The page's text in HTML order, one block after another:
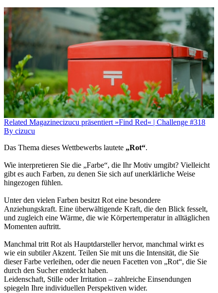
Related Magazinecizucu präsentiert »Find Red« | Challenge #318
By cizucu
Das Thema dieses Wettbewerbs lautete „Rot“.
Wie interpretieren Sie die „Farbe“, die Ihr Motiv umgibt? Vielleicht
gibt es auch Farben, zu denen Sie sich auf unerklärliche Weise
hingezogen fühlen.
Unter den vielen Farben besitzt Rot eine besondere
Anziehungskraft. Eine überwältigende Kraft, die den Blick fesselt,
und zugleich eine Wärme, die wie Körpertemperatur in alltäglichen
Momenten auftritt.
Manchmal tritt Rot als Hauptdarsteller hervor, manchmal wirkt es
wie ein subtiler Akzent. Teilen Sie mit uns die Intensität, die Sie
dieser Farbe verleihen, oder die neuen Facetten von „Rot“, die Sie
durch den Sucher entdeckt haben.
Leidenschaft, Stille oder Irritation – zahlreiche Einsendungen
spiegeln Ihre individuellen Perspektiven wider.